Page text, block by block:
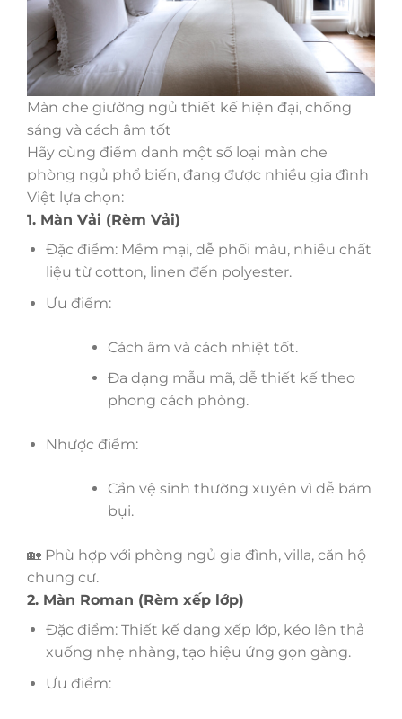
Màn che giường ngủ thiết kế hiện đại, chống
sáng và cách âm tốt
Hãy cùng điểm danh một số loại màn che
phòng ngủ phổ biến, đang được nhiều gia đình
Việt lựa chọn:
1. Màn Vải (Rèm Vải)
Đặc điểm: Mềm mại, dễ phối màu, nhiều chất
liệu từ cotton, linen đến polyester.
Ưu điểm:
Cách âm và cách nhiệt tốt.
Đa dạng mẫu mã, dễ thiết kế theo
phong cách phòng.
Nhược điểm:
Cần vệ sinh thường xuyên vì dễ bám
bụi.
🏡 Phù hợp với phòng ngủ gia đình, villa, căn hộ
chung cư.
2. Màn Roman (Rèm xếp lớp)
Đặc điểm: Thiết kế dạng xếp lớp, kéo lên thả
xuống nhẹ nhàng, tạo hiệu ứng gọn gàng.
Ưu điểm: